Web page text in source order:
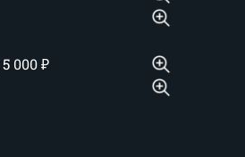
5 000₽